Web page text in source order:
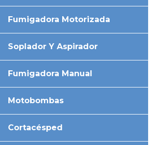
Fumigadora Motorizada
Soplador Y Aspirador
Fumigadora Manual
Motobombas
Cortacésped